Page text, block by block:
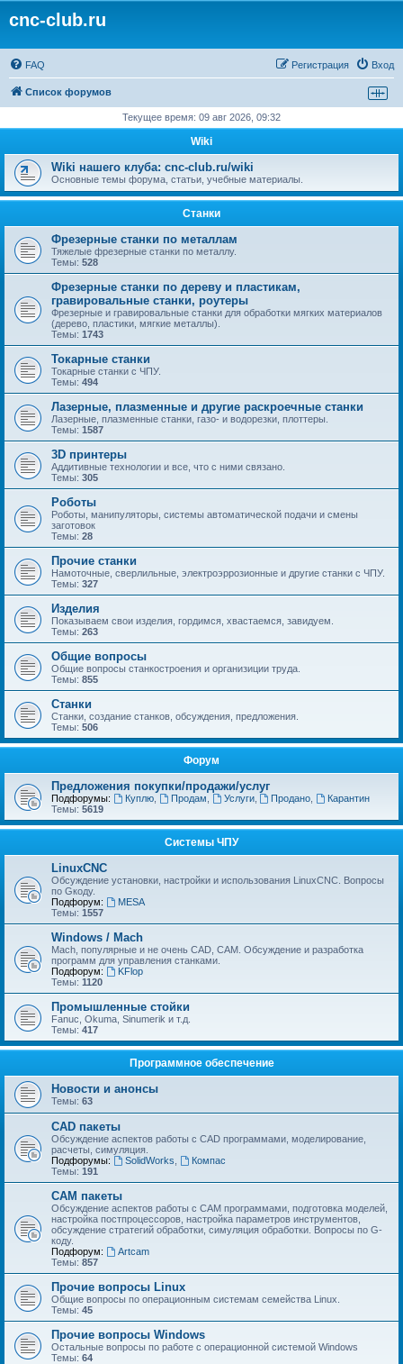
cnc-club.ru
FAQ Вход
Регистрация
Список форумов
Текущее время: 09 авг 2026, 09:32
Wiki
Wiki нашего клуба: cnc-club.ru/wiki
Основные темы форума, статьи, учебные материалы.
Станки
Фрезерные станки по металлам
Тяжелые фрезерные станки по металлу.
Темы: 528
Фрезерные станки по дереву и пластикам,
гравировальные станки, роутеры
Фрезерные и гравировальные станки для обработки мягких материалов
(дерево, пластики, мягкие металлы).
Темы: 1743
Токарные станки
Токарные станки с ЧПУ.
Темы: 494
Лазерные, плазменные и другие раскроечные станки
Лазерные, плазменные станки, газо- и водорезки, плоттеры.
Темы: 1587
3D принтеры
Аддитивные технологии и все, что с ними связано.
Темы: 305
Роботы
Роботы, манипуляторы, системы автоматической подачи и смены
заготовок
Темы: 28
Прочие станки
Намоточные, сверлильные, электроэррозионные и другие станки с ЧПУ.
Темы: 327
Изделия
Показываем свои изделия, гордимся, хвастаемся, завидуем.
Темы: 263
Общие вопросы
Общие вопросы станкостроения и организиции труда.
Темы: 855
Станки
Станки, создание станков, обсуждения, предложения.
Темы: 506
Форум
Предложения покупки/продажи/услуг
Подфорумы: Куплю, Продам Услуги, Продано
Карантин
Темы: 5619
Системы ЧПУ
LinuxCNC
Обсуждение установки, настройки и использования LinuxCNC. Вопросы
по Gкоду.
Подфорум:
MESA
Темы: 1557
Windows / Mach
Mach, популярные и не очень CAD, CAM. Обсуждение и разработка
программ для управления станками.
Подфорум:
KFlop
Темы: 1120
Промышленные стойки
Fanuc, Okuma, Sinumerik и т.д.
Темы: 417
Программное обеспечение
Новости и анонсы
Темы: 63
CAD пакеты
Обсуждение аспектов работы с CAD программами, моделирование,
расчеты, симуляция.
Подфорумы:
SolidWorks
Компас
Темы: 191
CAM пакеты
Обсуждение аспектов работы с CAМ программами, подготовка моделей,
настройка постпроцессоров, настройка параметров инструментов,
обсуждение стратегий обработки, симуляция обработки. Вопросы по G-
коду.
Подфорум:
Artcam
Темы: 857
Прочие вопросы Linux
Общие вопросы по операционным системам семейства Linux.
Темы: 45
Прочие вопросы Windows
Остальные вопросы по работе с операционной системой Windows
Темы: 64